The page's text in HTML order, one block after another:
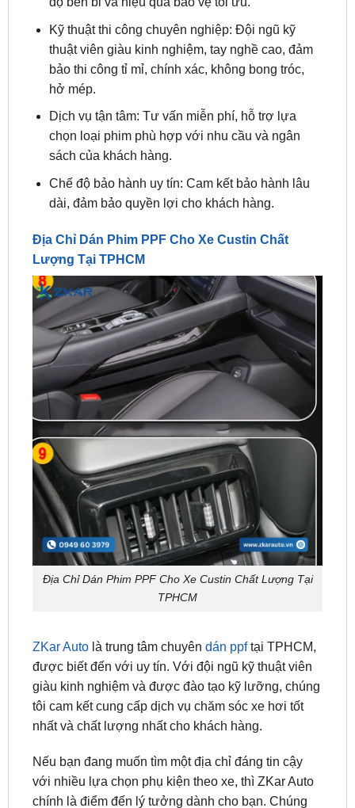
thuật viên giàu kinh nghiệm, tay nghề cao, đảm
bảo thi công tỉ mỉ, chính xác, không bong tróc,
hở mép.
Dịch vụ tận tâm: Tư vấn miễn phí, hỗ trợ lựa
chọn loại phim phù hợp với nhu cầu và ngân
sách của khách hàng.
Chế độ bảo hành uy tín: Cam kết bảo hành lâu
dài, đảm bảo quyền lợi cho khách hàng.
Địa Chỉ Dán Phim PPF Cho Xe Custin Chất
Địa Chỉ Dán Phim PPF Cho Xe Custin Chất Lượng Tại
TPHCM
là trung tâm chuyên
giàu kinh nghiệm và được đào tạo kỹ lưỡng, chúng
tôi cam kết cung cấp dịch vụ chăm sóc xe hơi tốt
nhất và chất lượng nhất cho khách hàng.
Nếu bạn đang muốn tìm một địa chỉ đáng tin cậy
chính là điểm đến lý tưởng dành cho bạn. Chúng
tôi là cửa hàng hàng đầu về các phụ kiện tiện ích,
bảo dưỡng xe và màn hình ô tô cho xế yêu của